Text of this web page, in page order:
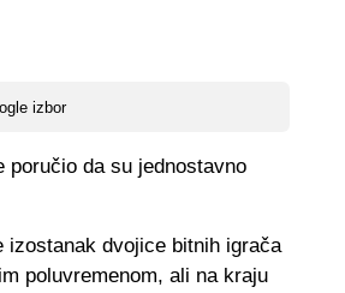
izbor
poručio da su jednostavno
izostanak dvojice bitnih igrača
poluvremenom, ali na kraju